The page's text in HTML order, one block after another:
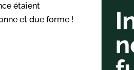
étaient
et due forme !